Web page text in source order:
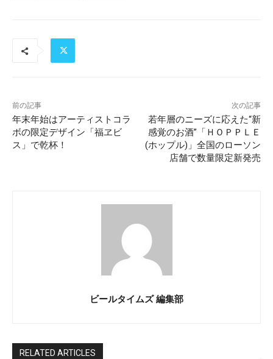
前の記事
年末年始はアーティストコラ
ボの限定デザイン「福ヱビ
ス」で乾杯！
次の記事
若年層のニーズに応えた“新
感覚のお酒”「ＨＯＰＰＬＥ
(ホップル)」全国のローソン
店舗で数量限定新発売
ビールタイムズ 編集部
RELATED ARTICLES